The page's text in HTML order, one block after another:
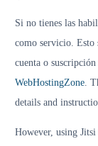
Si no tienes las
como servicio. Esto
cuenta o
WebHostingZone.
details and
However, using